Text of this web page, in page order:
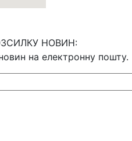
НОВИН:
на електронну пошту.